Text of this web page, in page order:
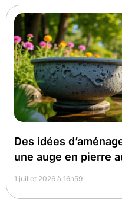
Des idées
une auge en pierre
1 juillet 2026 à 16h59